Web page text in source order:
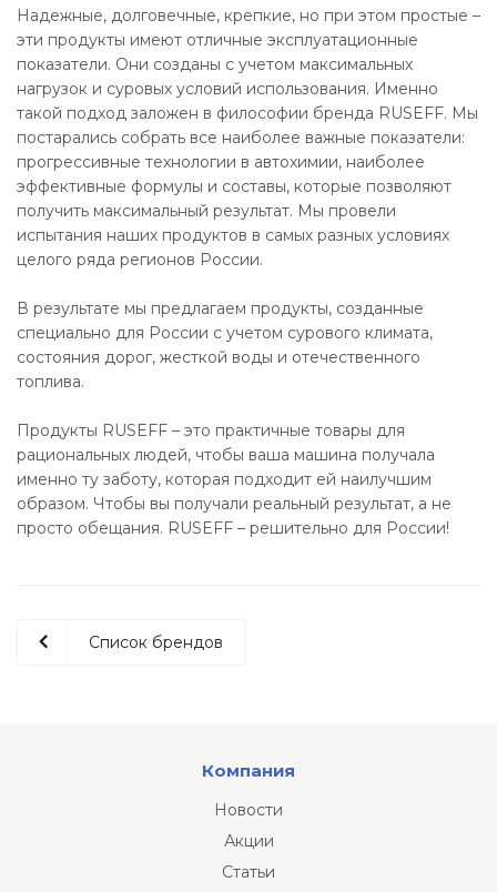
Надежные, долговечные, крепкие, но при этом простые –
эти продукты имеют отличные эксплуатационные
показатели. Они созданы с учетом максимальных
нагрузок и суровых условий использования. Именно
такой подход заложен в философии бренда RUSEFF. Мы
постарались собрать все наиболее важные показатели:
прогрессивные технологии в автохимии, наиболее
эффективные формулы и составы, которые позволяют
получить максимальный результат. Мы провели
испытания наших продуктов в самых разных условиях
целого ряда регионов России.
В результате мы предлагаем продукты, созданные
специально для России с учетом сурового климата,
состояния дорог, жесткой воды и отечественного
топлива.
Продукты RUSEFF – это практичные товары для
рациональных людей, чтобы ваша машина получала
именно ту заботу, которая подходит ей наилучшим
образом. Чтобы вы получали реальный результат, а не
просто обещания. RUSEFF – решительно для России!
Список брендов
Компания
Новости
Акции
Статьи